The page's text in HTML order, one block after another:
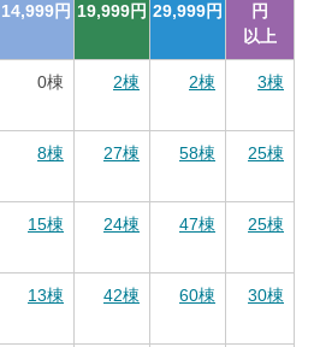
14,999円 19,999円 29,999円
円
以上
0棟 2棟 2棟 3棟
8棟 27棟 58棟 25棟
15棟 24棟 47棟 25棟
13棟 42棟 60棟 30棟